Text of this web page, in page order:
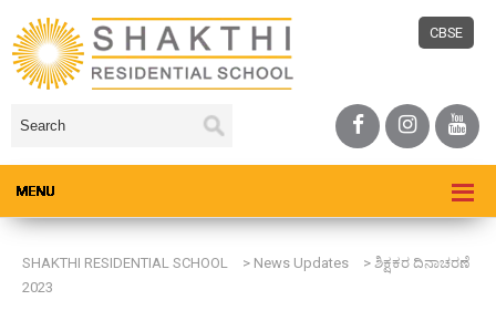
CBSE
SHAKTHI RESIDENTIAL SCHOOL > News Updates > ಶಿಕ್ಷಕರ ದಿನಾಚರಣೆ
2023